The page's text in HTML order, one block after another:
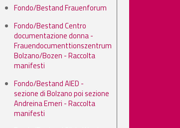
Fondo/Bestand Frauenforum
Fondo/Bestand Centro
documentazione donna -
Frauendocumenttionszentrum
Bolzano/Bozen - Raccolta
manifesti
Fondo/Bestand AIED -
sezione di Bolzano poi sezione
Andreina Emeri - Raccolta
manifesti